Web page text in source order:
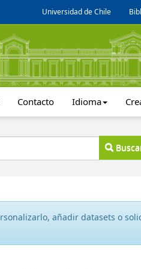
Universidad de Chile
Contacto Idioma
añadir datasets o